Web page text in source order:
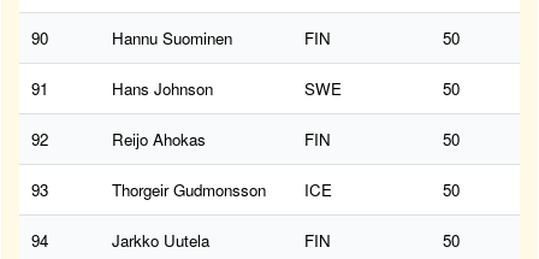
90 Hannu Suominen FIN 50
91 Hans Johnson SWE 50
92 Reijo Ahokas FIN 50
93 Thorgeir Gudmonsson ICE 50
94 Jarkko Uutela FIN 50